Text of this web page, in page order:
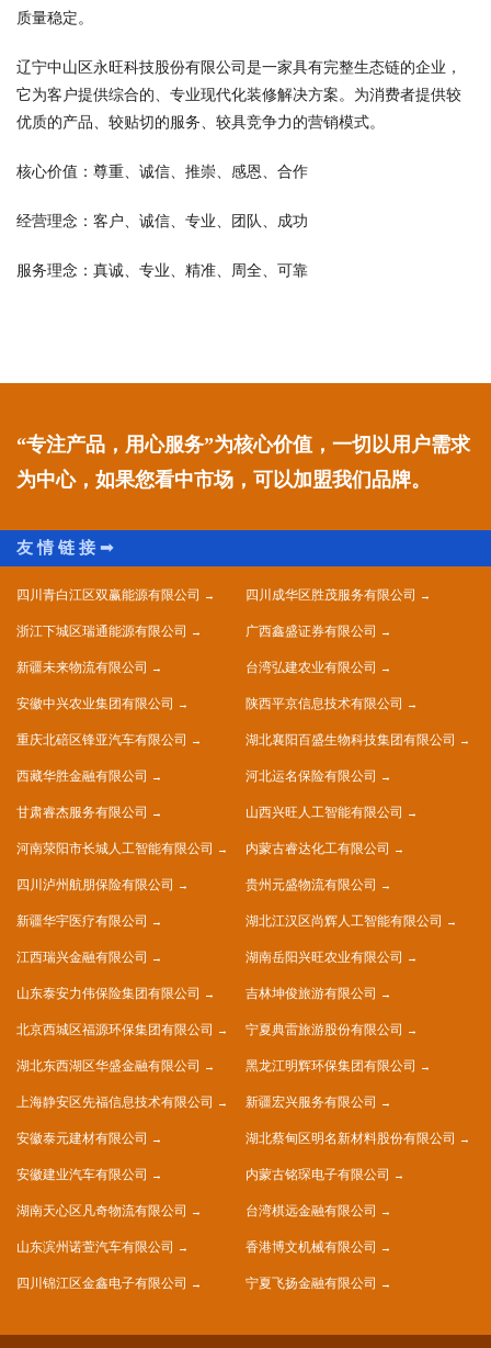
质量稳定。
辽宁中山区永旺科技股份有限公司是一家具有完整生态链的企业，
它为客户提供综合的、专业现代化装修解决方案。为消费者提供较
优质的产品、较贴切的服务、较具竞争力的营销模式。
核心价值：尊重、诚信、推崇、感恩、合作
经营理念：客户、诚信、专业、团队、成功
服务理念：真诚、专业、精准、周全、可靠
“专注产品，用心服务”为核心价值，一切以用户需求
为中心，如果您看中市场，可以加盟我们品牌。
四川青白江区双赢能源有限公司 四川成华区胜茂服务有限公司
浙江下城区瑞通能源有限公司 广西鑫盛证券有限公司
新疆未来物流有限公司 台湾弘建农业有限公司
安徽中兴农业集团有限公司 陕西平京信息技术有限公司
重庆北碚区锋亚汽车有限公司 湖北襄阳百盛生物科技集团有限公司
西藏华胜金融有限公司 河北运名保险有限公司
甘肃睿杰服务有限公司 山西兴旺人工智能有限公司
河南荥阳市长城人工智能有限公司 内蒙古睿达化工有限公司
四川泸州航朋保险有限公司 贵州元盛物流有限公司
新疆华宇医疗有限公司 湖北江汉区尚辉人工智能有限公司
江西瑞兴金融有限公司 湖南岳阳兴旺农业有限公司
山东泰安力伟保险集团有限公司 吉林坤俊旅游有限公司
北京西城区福源环保集团有限公司 宁夏典雷旅游股份有限公司
湖北东西湖区华盛金融有限公司 黑龙江明辉环保集团有限公司
上海静安区先福信息技术有限公司 新疆宏兴服务有限公司
安徽泰元建材有限公司 湖北蔡甸区明名新材料股份有限公司
安徽建业汽车有限公司 内蒙古铭琛电子有限公司
湖南天心区凡奇物流有限公司 台湾棋远金融有限公司
山东滨州诺萱汽车有限公司 香港博文机械有限公司
四川锦江区金鑫电子有限公司 宁夏飞扬金融有限公司